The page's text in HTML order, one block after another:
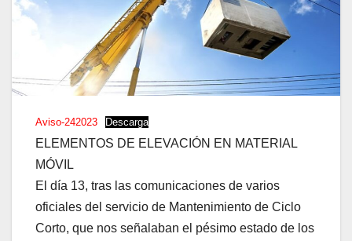
Aviso-242023 Descarga
ELEMENTOS DE ELEVACIÓN EN MATERIAL
MÓVIL
El día 13, tras las comunicaciones de varios
oficiales del servicio de Mantenimiento de Ciclo
Corto, que nos señalaban el pésimo estado de los